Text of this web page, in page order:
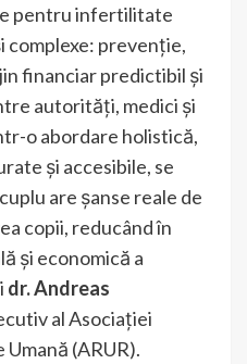
pentru infertilitate
prevenție,
financiar predictibil și
autorități, medici și
o abordare holistică,
și accesibile, se
are șanse reale de
copii, reducând în
și economică a
dr. Andreas
al Asociației
(ARUR).